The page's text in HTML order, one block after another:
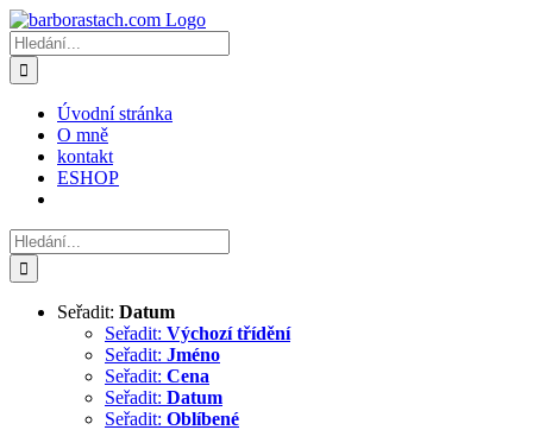
Přeskočit
na
obsah
Hledat:
Úvodní stránka
O mně
kontakt
ESHOP
Hledat:
Seřadit: Datum
Seřadit: Výchozí třídění
Seřadit: Jméno
Seřadit: Cena
Seřadit: Datum
Seřadit: Oblíbené